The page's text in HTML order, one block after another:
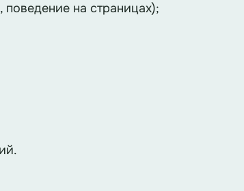
на страницах);